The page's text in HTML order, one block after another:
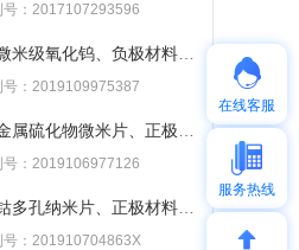
号：2017107293596
化钨、负极材料、电池及制备方法
号：2019109975387
化物微米片、正极、电池及方法
号：2019106977126
米片、正极材料、电池及制备方法
号：201910704863X
在线客服
服务热线